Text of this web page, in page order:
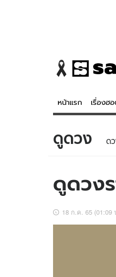
หน้าแรก เรื่องฮ
ข่าว
ข่าวบันเทิง
ดูดวง ด
ดูดวง
18 ก.ค. 65 (01:09